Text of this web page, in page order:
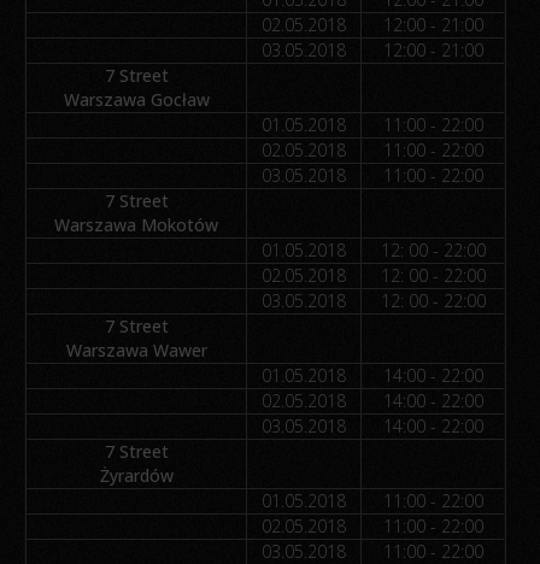
02.05.2018
12:00 - 21:00
03.05.2018
12:00 - 21:00
7 Street
Warszawa Gocław
01.05.2018
11:00 - 22:00
02.05.2018
11:00 - 22:00
03.05.2018
11:00 - 22:00
7 Street
Warszawa Mokotów
01.05.2018
12: 00 - 22:00
02.05.2018
12: 00 - 22:00
03.05.2018
12: 00 - 22:00
7 Street
Warszawa Wawer
01.05.2018
14:00 - 22:00
02.05.2018
14:00 - 22:00
03.05.2018
14:00 - 22:00
7 Street
Żyrardów
01.05.2018
11:00 - 22:00
02.05.2018
11:00 - 22:00
03.05.2018
11:00 - 22:00